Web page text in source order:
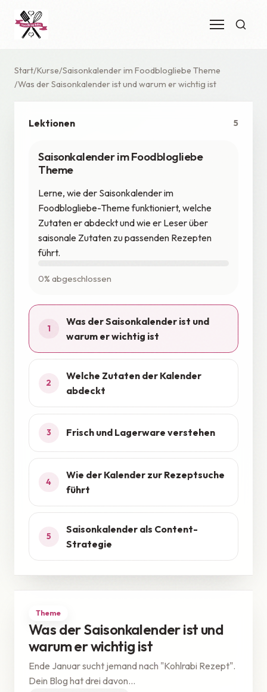
Start Kurse Saisonkalender im Foodblogliebe Theme
Was der Saisonkalender ist und warum er wichtig ist
Lektionen 5
Saisonkalender im Foodblogliebe
Theme
Lerne, wie der Saisonkalender im
Foodblogliebe-Theme funktioniert, welche
Zutaten er abdeckt und wie er Leser über
saisonale Zutaten zu passenden Rezepten
führt.
0% abgeschlossen
1
Was der Saisonkalender ist und
warum er wichtig ist
2
Welche Zutaten der Kalender
abdeckt
3 Frisch und Lagerware verstehen
4
Wie der Kalender zur Rezeptsuche
führt
5
Saisonkalender als Content-
Strategie
Theme
Was der Saisonkalender ist und
warum er wichtig ist
Ende Januar sucht jemand nach "Kohlrabi Rezept".
Dein Blog hat drei davon...